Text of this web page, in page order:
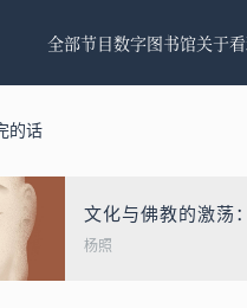
全部节目数字图书馆关于
的话
文化与佛教的激荡
杨照